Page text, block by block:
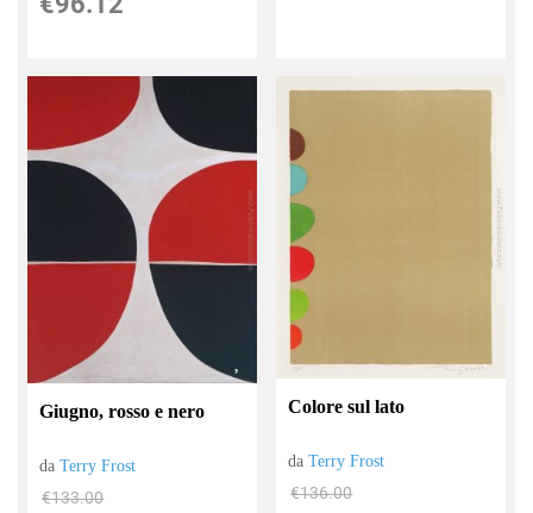
Giugno, rosso e nero
daTerry Frost
€133.00
Colore sul lato
daTerry Frost
€136.00